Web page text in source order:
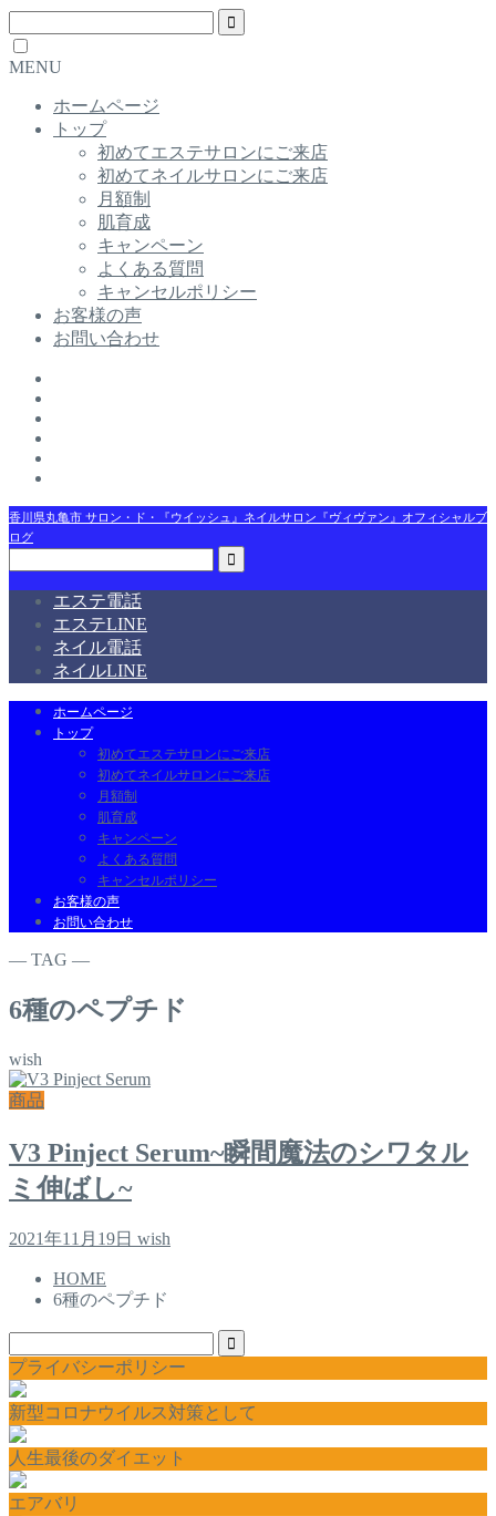
MENU
ホームページ
トップ
初めてエステサロンにご来店
初めてネイルサロンにご来店
月額制
肌育成
キャンペーン
よくある質問
キャンセルポリシー
お客様の声
お問い合わせ
香川県丸亀市 サロン・ド・『ウイッシュ』ネイルサロン『ヴィヴァン』オフィシャルブ
ログ
エステ電話
エステLINE
ネイル電話
ネイルLINE
ホームページ
トップ
初めてエステサロンにご来店
初めてネイルサロンにご来店
月額制
肌育成
キャンペーン
よくある質問
キャンセルポリシー
お客様の声
お問い合わせ
― TAG ―
6種のペプチド
wish
商品
V3 Pinject Serum~瞬間魔法のシワタル
ミ伸ばし~
2021年11月19日 wish
HOME
6種のペプチド
プライバシーポリシー
新型コロナウイルス対策として
人生最後のダイエット
エアバリ